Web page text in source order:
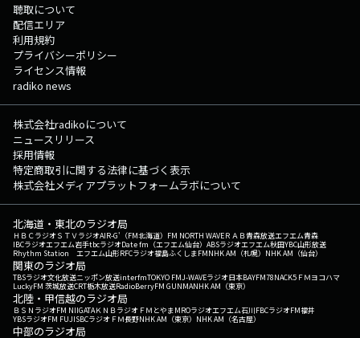
聴取について
配信エリア
利用規約
プライバシーポリシー
ライセンス情報
radiko news
株式会社radikoについて
ニュースリリース
採用情報
特定商取引に関する法律に基づく表示
株式会社メディアプラットフォームラボについて
北海道・東北のラジオ局
ＨＢＣラジオＳＴＶラジオAIR-G'（FM北海道） FM NORTH WAVEＲＡＢ青森放送エフエム青森
IBCラジオエフエム岩手tbcラジオDate fm（エフエム仙台） ABSラジオエフエム秋田YBC山形放送
Rhythm Station エフエム山形RFCラジオ福島ふくしまFMNHK AM（札幌） NHK AM（仙台）
関東のラジオ局
TBSラジオ文化放送ニッポン放送interfmTOKYO FMJ-WAVEラジオ日本BAYFM78NACK5 ＦＭヨコハマ
LuckyFM 茨城放送CRT栃木放送RadioBerryFM GUNMANHK AM（東京）
北陸・甲信越のラジオ局
ＢＳＮラジオFM NIIGATAＫＮＢラジオ ＦＭとやまMROラジオエフエム石川FBCラジオFM福井
YBSラジオFM FUJISBCラジオ ＦＭ長野NHK AM（東京） NHK AM（名古屋）
中部のラジオ局